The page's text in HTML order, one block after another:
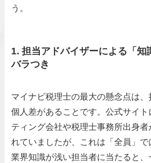
う。
1. 担当アドバイザーによる「知
バラつき
マイナビ税理士の最大の懸念点は
個人差があることです。公式サイ
ティング会社や税理士事務所出身
れていましたが、これは「全員」で
業界知識が浅い担当者に当たると